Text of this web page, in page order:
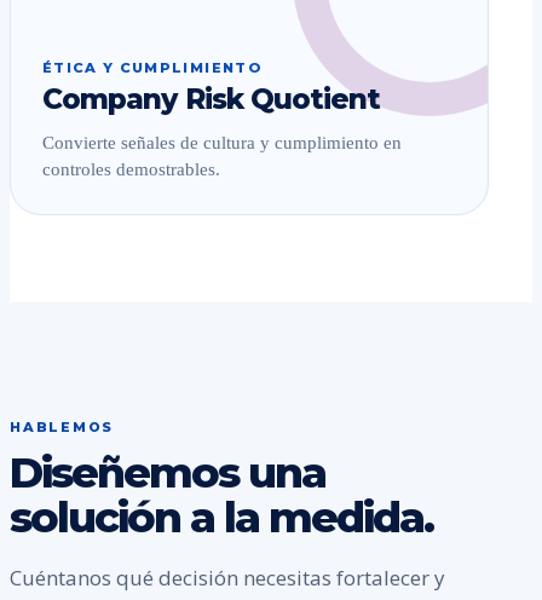
ÉTICA Y CUMPLIMIENTO
Company Risk Quotient
Convierte señales de cultura y cumplimiento en
controles demostrables.
HABLEMOS
Diseñemos una
solución a la medida.
Cuéntanos qué decisión necesitas fortalecer y